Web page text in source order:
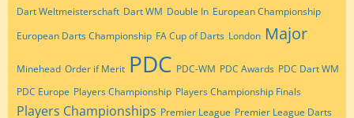
Dart Weltmeisterschaft Dart WM Double In European Championship
European Darts Championship FA Cup of Darts London Major
Minehead Order if Merit PDC PDC-WM PDC Awards PDC Dart WM
PDC Europe Players Championship Players Championship Finals
Players Championships Premier League Premier League Darts